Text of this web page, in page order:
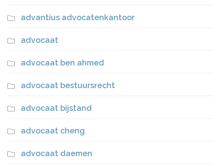
advantius advocatenkantoor
advocaat
advocaat ben ahmed
advocaat bestuursrecht
advocaat bijstand
advocaat cheng
advocaat daemen